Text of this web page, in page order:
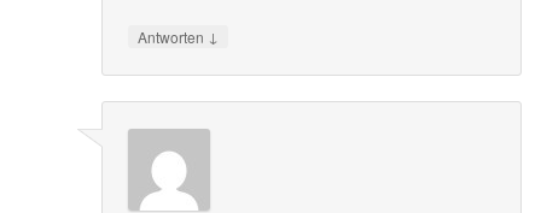
Antworten ↓